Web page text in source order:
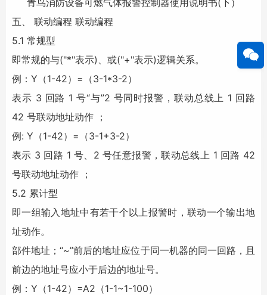
青鸟消防设备可燃气体报警控制器使用说明书(下）
五、 联动编程 联动编程
5.1 常规型
即常规的与("*"表示)、或("+"表示)逻辑关系。
例：Y（1-42）=（3-1*3-2）
表示 3 回路 1 号“与”2 号同时报警，联动总线上 1 回路
42 号联动地址动作 ；
例: Y（1-42）=（3-1+3-2）
表示 3 回路 1 号、2 号任意报警，联动总线上 1 回路 42
号联动地址动作 ；
5.2 累计型
即一组输入地址中有若干个以上报警时，联动一个输出地
址动作。
部件地址；“~”前后的地址应位于同一机器的同一回路，且
前边的地址号应小于后边的地址号。
例：Y（1-42）=A2（1-1~1-100）